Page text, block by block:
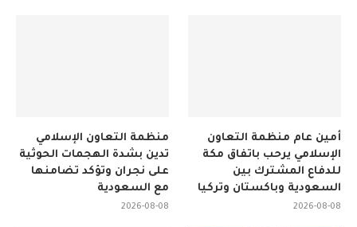
منظمة التعاون الإسلامي
تدين بشدة الهجمات الحوثية
على نجران وتؤكد تضامنها
مع السعودية
2026-08-08
أمين عام منظمة التعاون
الإسلامي يرحب باتفاق مكة
للدفاع المشترك بين
السعودية وباكستان وتركيا
2026-08-08